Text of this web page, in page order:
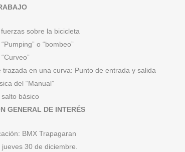
sobre la bicicleta
o “bombeo”
trazada en una curva: Punto de entrada y salida
del “Manual”
básico
GENERAL DE INTERÉS
BMX Trapagaran
jueves 30 de diciembre.